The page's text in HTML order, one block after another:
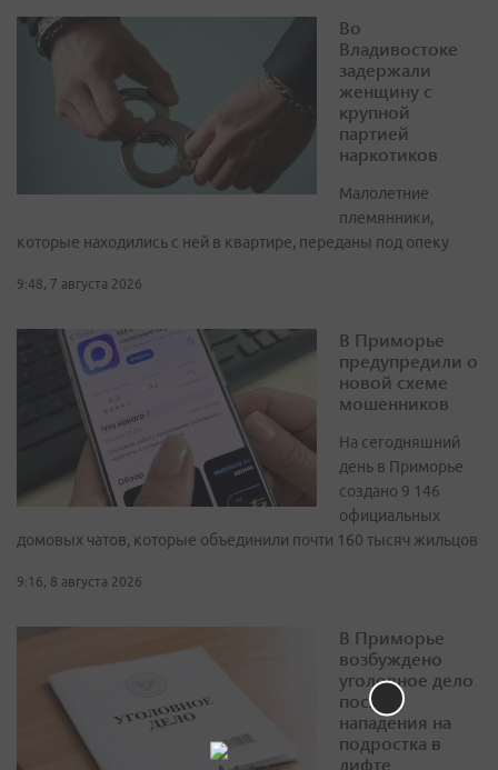
Во
Владивостоке
задержали
женщину с
крупной
партией
наркотиков
Малолетние
племянники,
которые находились с ней в квартире, переданы под опеку
9:48, 7 августа 2026
В Приморье
предупредили о
новой схеме
мошенников
На сегодняшний
день в Приморье
создано 9 146
официальных
домовых чатов, которые объединили почти 160 тысяч жильцов
9:16, 8 августа 2026
В Приморье
возбуждено
уголовное дело
после
нападения на
подростка в
лифте